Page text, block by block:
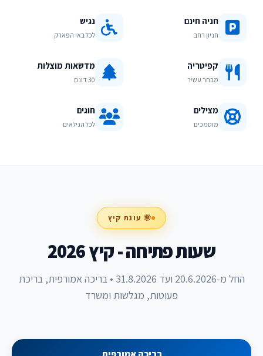
חניה חינם
חניון רחב
נגיש
לכל באי הפארק
קפיטריה
מבחר עשיר
מדשאות מוצלות
30 דונם
מצילים
מוסמכים
חוגים
לכל הגילאים
🌞 עונת קיץ
שעות פתיחה - קיץ 2026
החל מ-20.6.2026 ועד 31.8.2026 • בריכה אמורפית, בריכת
פעוטות, מגלשות ומשרד